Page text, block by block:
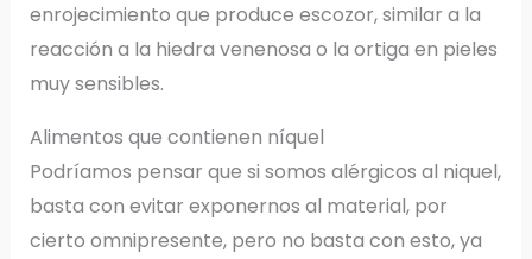
enrojecimiento que produce escozor, similar a la
reacción a la hiedra venenosa o la ortiga en pieles
muy sensibles.
Alimentos que contienen níquel
Podríamos pensar que si somos alérgicos al niquel,
basta con evitar exponernos al material, por
cierto omnipresente, pero no basta con esto, ya